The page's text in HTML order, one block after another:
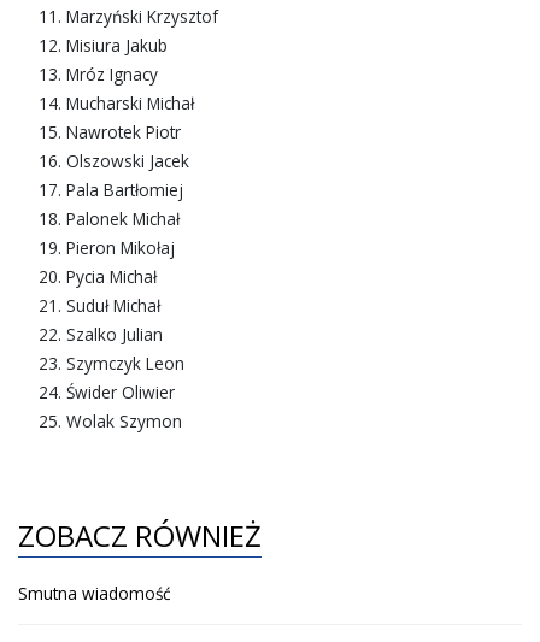
Marzyński Krzysztof
Misiura Jakub
Mróz Ignacy
Mucharski Michał
Nawrotek Piotr
Olszowski Jacek
Pala Bartłomiej
Palonek Michał
Pieron Mikołaj
Pycia Michał
Suduł Michał
Szalko Julian
Szymczyk Leon
Świder Oliwier
Wolak Szymon
ZOBACZ RÓWNIEŻ
Smutna wiadomość